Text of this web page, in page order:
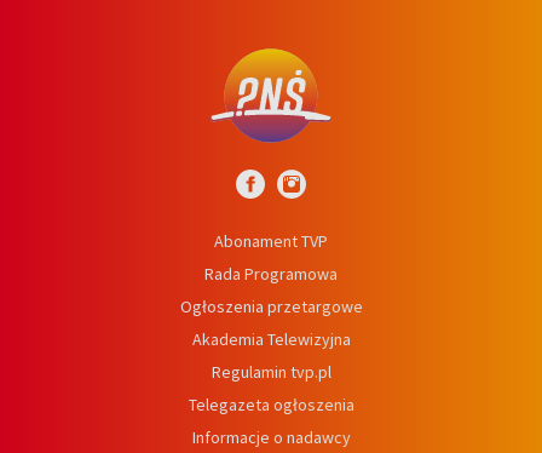
Abonament TVP
Rada Programowa
Ogłoszenia przetargowe
Akademia Telewizyjna
Regulamin tvp.pl
Telegazeta ogłoszenia
Informacje o nadawcy